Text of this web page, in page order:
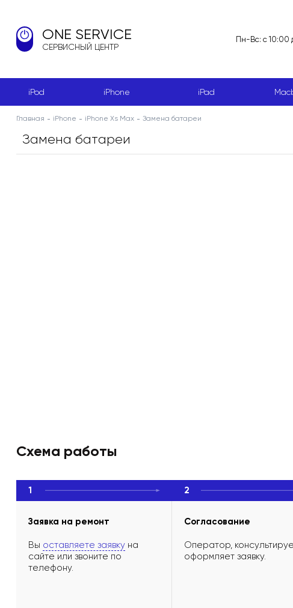
ONE SERVICE
СЕРВИСНЫЙ ЦЕНТР
Пн-Вс: с 10:00
iPod iPhone iPad
Главная iPhone iPhone Xs Max Замена батареи
Замена батареи
Схема работы
1
Заявка на ремонт
Вы оставляете заявку на
сайте или звоните по
телефону.
2
Согласование
Оператор,
оформляет заявку.